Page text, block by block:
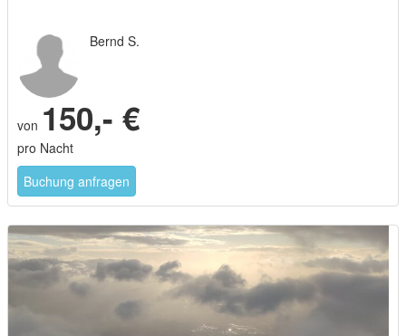
Bernd S.
von 150,- €
pro Nacht
Buchung anfragen